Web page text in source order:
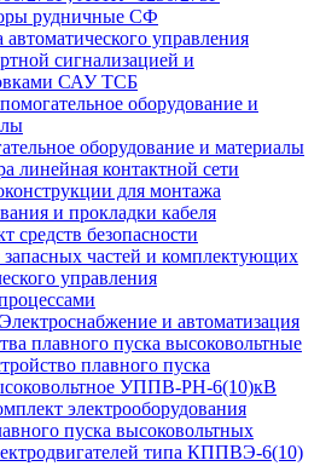
рудничные СФ
автоматического управления
сигнализацией и
САУ ТСБ
оборудование и
оборудование и материалы
линейная контактной сети
для монтажа
и прокладки кабеля
средств безопасности
запасных частей и комплектующих
управления
и автоматизация
плавного пуска высоковольтные
плавного пуска
УППВ-РН-6(10)кВ
электрооборудования
пуска высоковольтных
типа КППВЭ-6(10)